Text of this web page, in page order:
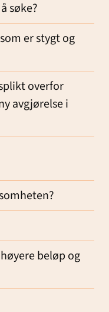
søke?
er stygt og
overfor
avgjørelse i
beløp og